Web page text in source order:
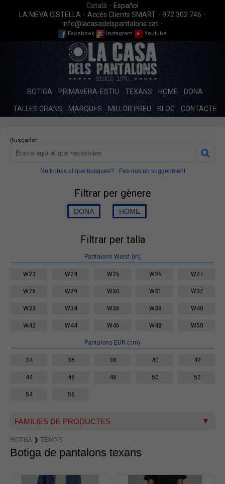
Català · Español
LA MEVA CISTELLA · Accés Clients SMART · 972 302 746 ·
info@lacasadelspantalons.cat ·
Facebook Instagram Youtube
BOTIGA PRIMAVERA-ESTIU TEXANS HOME DONA
TALLES GRANS MARQUES MILLOR PREU BLOG CONTACTE
Buscador
No trobes el que busques? Fes-nos un suggeriment
Filtrar per gènere
Filtrar per talla
Pantalons Waist (in)
W23 W24 W25 W26 W27
W28 W29 W30 W31 W32
W33 W34 W36 W38 W40
W42 W44 W46 W48 W50
Pantalons EUR (cm)
34 36 38 40 42
44 46 48 50 52
54 56
FAMILIES DE PRODUCTES
Texà home
Texà dona
Dockers
BOTIGA ❱ TEXANS
Botiga de pantalons texans